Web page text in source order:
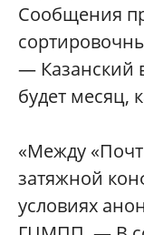
Сообщения
— Казанский
будет месяц,
«Между
затяжной
условиях